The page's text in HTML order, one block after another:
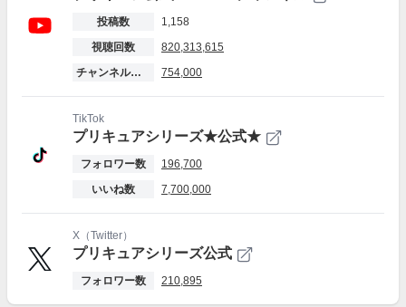
投稿数
1,158
視聴回数
820,313,615
チャンネル登録者数
754,000
TikTok
プリキュアシリーズ★公式★
フォロワー数
196,700
いいね数
7,700,000
X（Twitter）
プリキュアシリーズ公式
フォロワー数 210,895